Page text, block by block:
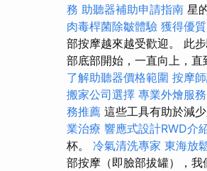
務 助聽器補助申請指南 星
肉毒桿菌除皺體驗 獲得優
部按摩越來越受歡迎。 此
部底部開始，一直向上，直
了解助聽器價格範圍 按摩
搬家公司選擇 專業外燴服務
務推薦 這些工具有助於減
業治療 響應式設計RWD介
杯。 冷氣清洗專家 東海放
部按摩（即臉部拔罐），我